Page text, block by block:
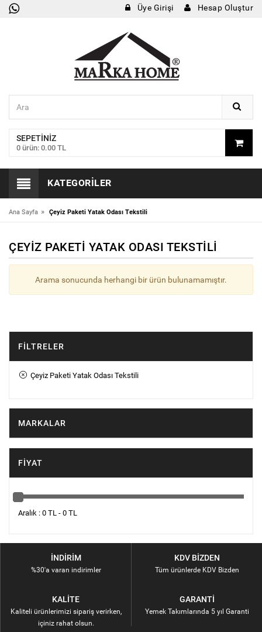
Üye Girişi Hesap Oluştur
SEPETINIZ
0 ürün: 0.00 TL
KATEGORILER
Ana Sayfa » Çeyiz Paketi Yatak Odası Tekstili
ÇEYIZ PAKETI YATAK ODASI TEKSTILI
Arama sonucunda herhangi bir ürün bulunamamıştır.
FILTRELER
Çeyiz Paketi Yatak Odası Tekstili
MARKALAR
FIYAT
Aralık : 0 TL - 0 TL
İNDIRIM
%30'a varan indirimler
KDV BIZDEN
Tüm ürünlerde KDV Bizden
KALITE
Kaliteli ürünlerimizi sipariş verirken,
içiniz rahat olsun.
GARANTI
Yemek Takımlarında 5 yıl Garanti